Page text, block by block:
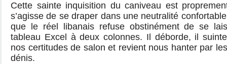
Cette sainte inquisition du caniveau est
s’agisse de se draper dans une neutralité
que le réel libanais refuse obstinément de se
tableau Excel à deux colonnes. Il déborde, il
nos certitudes de salon et revient nous hanter par
dénis.